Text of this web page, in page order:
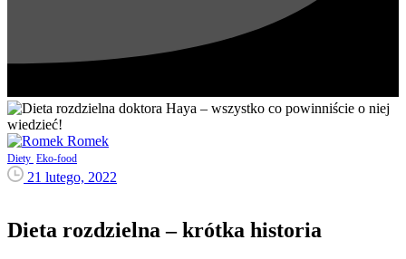
Romek
Diety Eko-food
21 lutego, 2022
Dieta rozdzielna – krótka historia